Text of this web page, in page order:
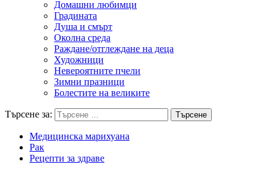
Домашни любимци
Градината
Душа и смърт
Околна среда
Раждане/отглеждане на деца
Художници
Невероятните пчели
Зимни празници
Болестите на великите
Търсене за:
Медицинска марихуана
Рак
Рецепти за здраве